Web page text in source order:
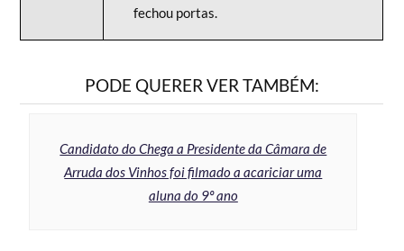
fechou portas.
PODE QUERER VER TAMBÉM:
Candidato do Chega a Presidente da Câmara de
Arruda dos Vinhos foi filmado a acariciar uma
aluna do 9º ano